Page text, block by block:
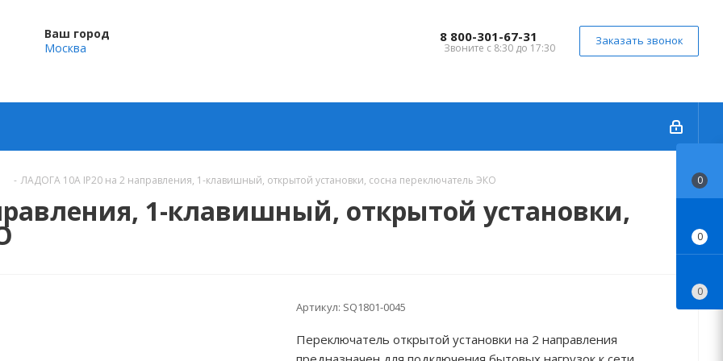
Ваш город
Москва
8 800-301-67-31
Звоните с 8:30 до 17:30
Заказать звонок
- ЛАДОГА 10А IP20 на 2 направления, 1-клавишный, открытой установки, сосна переключатель ЭКО
1-клавишный, открытой установки,
Артикул: SQ1801-0045
Переключатель открытой установки на 2 направления
0
0
0